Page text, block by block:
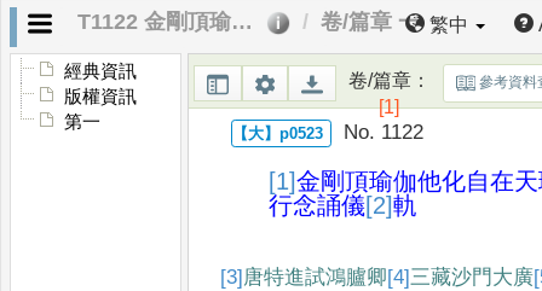
T1122 金剛頂瑜伽他化自在天理趣會普賢修行念誦儀軌 卷/篇章 一 繁中
經典資訊
版權資訊
第一
卷/篇章：
[1]
參考資料
No. 1122
[1]金剛頂瑜伽他化自在
行念誦儀[2]軌
[3] 唐特進試鴻臚卿[4]三藏沙門大廣